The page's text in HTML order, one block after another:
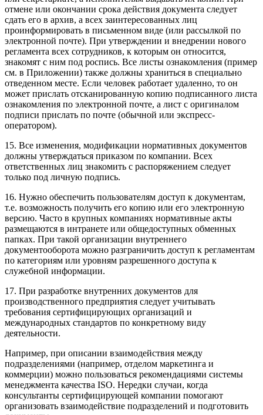
отмене или окончании срока действия документа следует
сдать его в архив, а всех заинтересованных лиц
проинформировать в письменном виде (или рассылкой по
электронной почте). При утверждении и внедрении нового
регламента всех сотрудников, к которым он относится,
знакомят с ним под роспись. Все листы ознакомления (пример
см. в Приложении) также должны храниться в специально
отведенном месте. Если человек работает удаленно, то он
может прислать отсканированную копию подписанного листа
ознакомления по электронной почте, а лист с оригиналом
подписи прислать по почте (обычной или экспресс-
оператором).
15. Все изменения, модификации нормативных документов
должны утверждаться приказом по компании. Всех
ответственных лиц знакомить с распоряжением следует
только под личную подпись.
16. Нужно обеспечить пользователям доступ к документам,
т.е. возможность получить его копию или его электронную
версию. Часто в крупных компаниях нормативные акты
размещаются в интранете или общедоступных обменных
папках. При такой организации внутреннего
документооборота можно разграничить доступ к регламентам
по категориям или уровням разрешенного доступа к
служебной информации.
17. При разработке внутренних документов для
производственного предприятия следует учитывать
требования сертифицирующих организаций и
международных стандартов по конкретному виду
деятельности.
Например, при описании взаимодействия между
подразделениями (например, отделом маркетинга и
коммерции) можно пользоваться рекомендациями системы
менеджмента качества ISO. Нередки случаи, когда
консультанты сертифицирующей компании помогают
организовать взаимодействие подразделений и подготовить